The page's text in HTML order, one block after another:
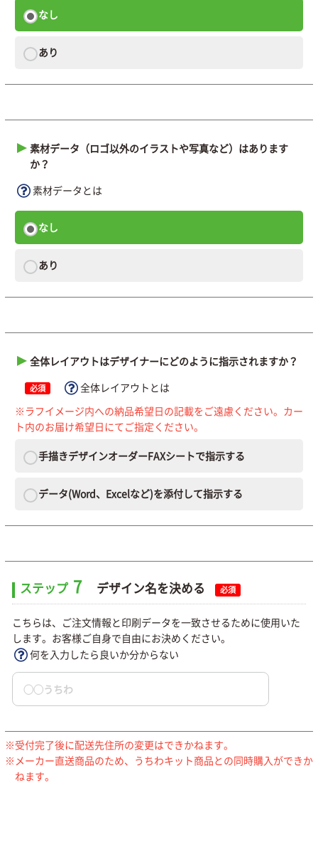
なし
あり
素材データ（ロゴ以外のイラストや写真など）はあります
か？
素材データとは
なし
あり
全体レイアウトはデザイナーにどのように指示されますか？
必須
全体レイアウトとは
※ラフイメージ内への納品希望日の記載をご遠慮ください。カー
ト内のお届け希望日にてご指定ください。
手描きデザインオーダーFAXシートで指示する
データ(Word、Excelなど)を添付して指示する
ステップ 7 デザイン名を決める 必須
こちらは、ご注文情報と印刷データを一致させるために使用いた
します。お客様ご自身で自由にお決めください。
何を入力したら良いか分からない
受付完了後に配送先住所の変更はできかねます。
メーカー直送商品のため、うちわキット商品との同時購入ができか
ねます。